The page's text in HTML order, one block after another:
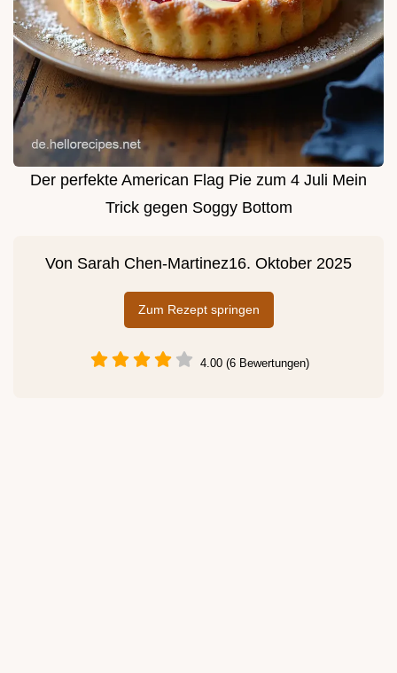
Der perfekte American Flag Pie zum 4 Juli Mein
Trick gegen Soggy Bottom
Von Sarah Chen-Martinez16. Oktober 2025
Zum Rezept springen
4.00 (6 Bewertungen)